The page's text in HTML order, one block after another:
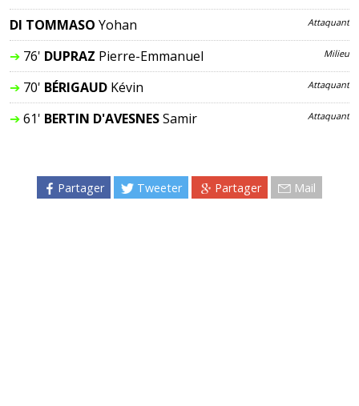
DI TOMMASO Yohan Attaquant
➔76' DUPRAZ Pierre-Emmanuel Milieu
➔70' BÉRIGAUD Kévin Attaquant
➔61' BERTIN D'AVESNESSamir Attaquant
Partager Tweeter Partager Mail